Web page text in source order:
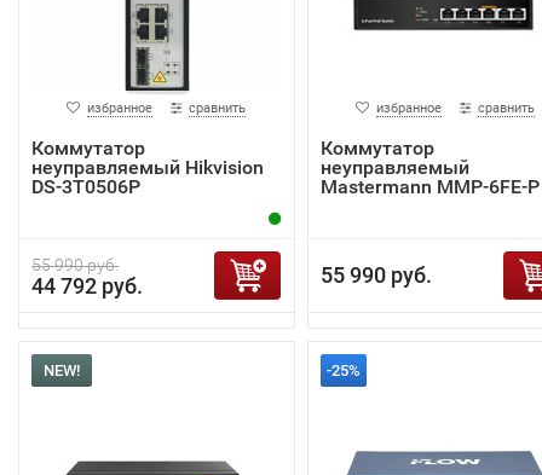
избранное сравнить
Коммутатор
неуправляемый Hikvision
DS-3T0506P
55 990 руб.
44 792 руб.
избранное сравнить
Коммутатор
неуправляемый
Mastermann MMP-6FE-P
55 990 руб.
NEW! -25%